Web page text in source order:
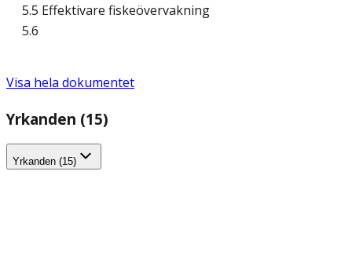
5.5 Effektivare fiskeövervakning
5.6
Visa hela dokumentet
Yrkanden (15)
Yrkanden (15)